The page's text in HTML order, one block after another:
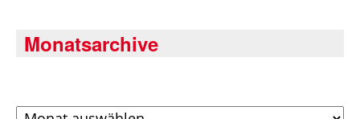
Monatsarchive
Archiv